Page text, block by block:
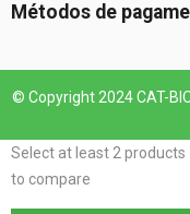
Métodos de
© Copyright 2024 CAT-
Select at least 2 products
to compare